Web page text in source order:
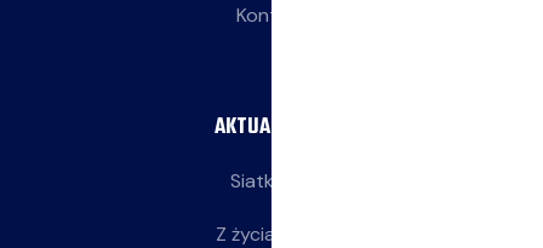
Kontakt
AKTUALNOŚCI
Siatkarze
Z życia klubu